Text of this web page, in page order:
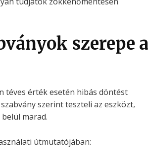
szerepe a
téves érték esetén hibás döntést
szerint teszteli az eszközt,
marad.
útmutatójában: